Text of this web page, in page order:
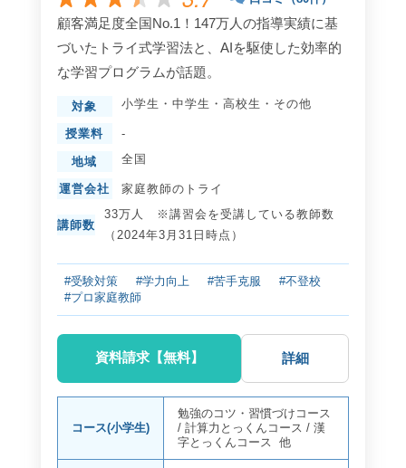
顧客満足度全国No.1！147万人の指導実績に基
づいたトライ式学習法と、AIを駆使した効率的
な学習プログラムが話題。
対象 小学生 ・ 中学生 ・ 高校生 ・ その他
授業料 -
地域 全国
運営会社 家庭教師のトライ
講師数
33万人 ※講習会を受講している教師数
（2024年3月31日時点）
#受験対策 #学力向上 #苦手克服
#不登校
#プロ家庭教師
資料請求【無料】 詳細
コース(小学生)
勉強のコツ・習慣づけコース
/計算力とっくんコース /漢
字とっくんコース 他